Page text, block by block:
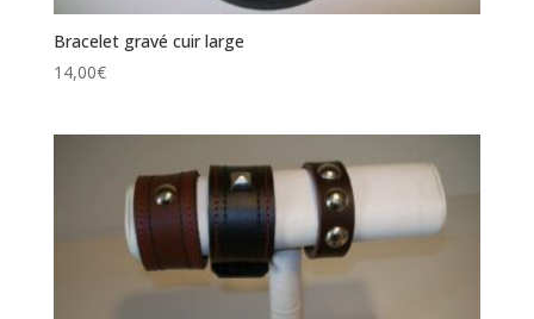
Bracelet gravé cuir large
14,00€